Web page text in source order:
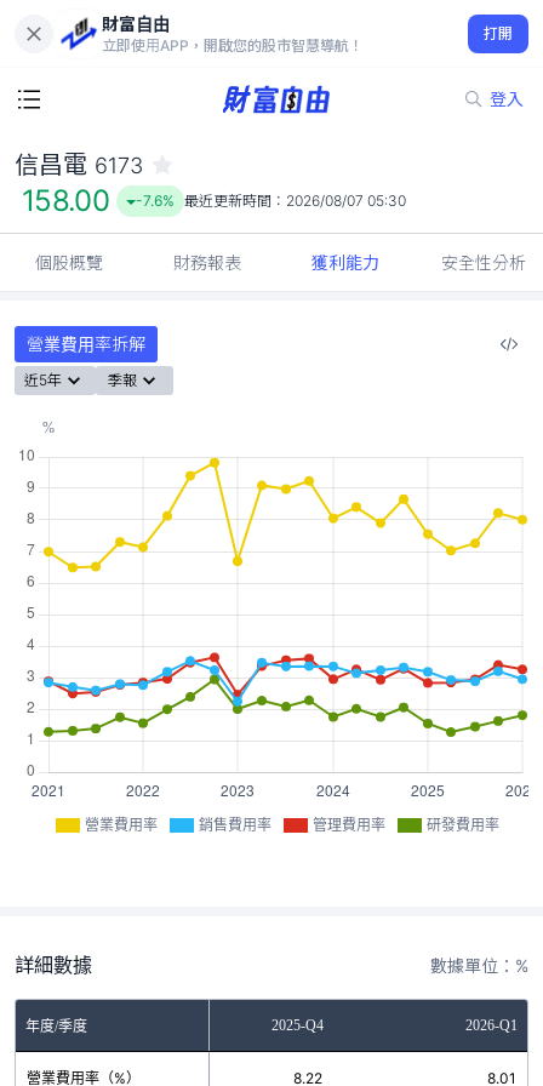
財富自由
立即使用APP，開啟您的股市智慧導航！
打開
登入
158.00
-7.6%
信昌電 6173
158.00 -7.6% 最近更新時間： 2026/08/07 05:30
個股概覽 財務報表 獲利能力 安全性分析
營業費用率拆解
近5年 季報
營業費用率 銷售費用率 管理費用率 研發費用率
詳細數據 數據單位：%
年度/季度2025-Q3 2025-Q4 2026-Q1
營業費用率（%）
7.26 8.22 8.01